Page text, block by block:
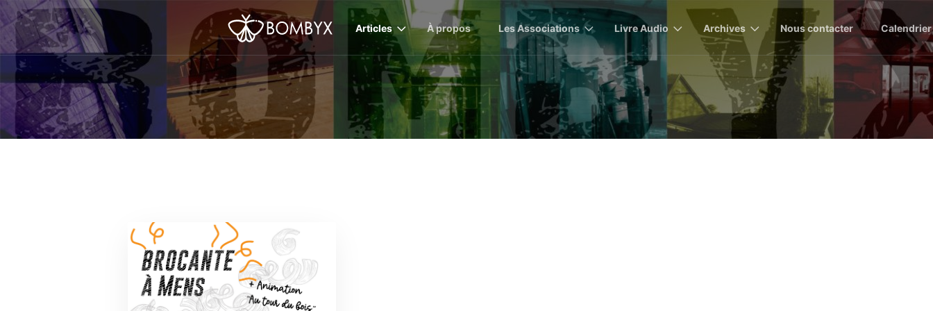
Articles À propos Les Associations Livre Audio Archives Nous contacter Calendrier